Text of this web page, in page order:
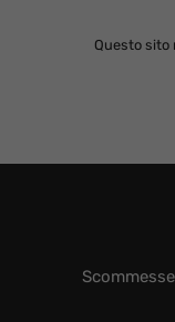
Questo sito